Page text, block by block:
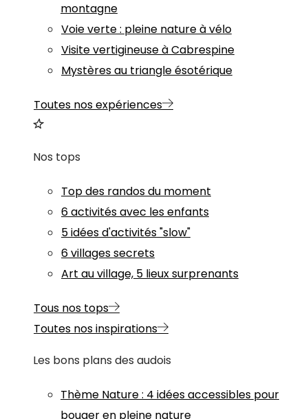
montagne
Voie verte : pleine nature à vélo
Visite vertigineuse à Cabrespine
Mystères au triangle ésotérique
Toutes nos expériences
Nos tops
Top des randos du moment
6 activités avec les enfants
5 idées d'activités "slow"
6 villages secrets
Art au village, 5 lieux surprenants
Tous nos tops
Toutes nos inspirations
Les bons plans des audois
Thème Nature: 4 idées accessibles pour
bouger en pleine nature